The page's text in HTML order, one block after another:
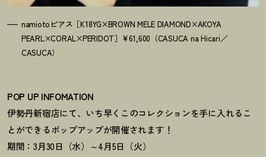
namiotoピアス［K18YG×BROWN MELE DIAMOND×AKOYA
PEARL×CORAL×PERIDOT］¥61,600（CASUCA na Hicari／
CASUCA）
POP UP INFOMATION
伊勢丹新宿店にて、いち早くこのコレクションを手に入れるこ
とができるポップアップが開催されます ！
期間：3月30日（水）～4月5日（火）